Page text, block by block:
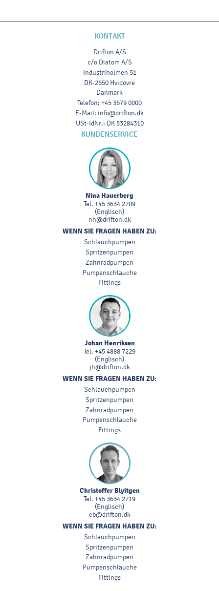
KONTAKT
Drifton A/S
c/o Diatom A/S
Industriholmen 51
DK-2650 Hvidovre
Danmark
Telefon: +45 3679 0000
E-Mail: info@drifton.dk
USt-IdNr.: DK 53284310
KUNDENSERVICE
Nina Hauerberg
Tel. +45 3634 2709
(Englisch)
nh@drifton.dk
WENN SIE FRAGEN HABEN ZU:
Schlauchpumpen
Spritzenpumpen
Zahnradpumpen
Pumpenschläuche
Fittings
Johan Henriksen
Tel. +45 4888 7229
(Englisch)
jh@drifton.dk
WENN SIE FRAGEN HABEN ZU:
Schlauchpumpen
Spritzenpumpen
Zahnradpumpen
Pumpenschläuche
Fittings
Christoffer Blyitgen
Tel. +45 3634 2719
(Englisch)
cb@drifton.dk
WENN SIE FRAGEN HABEN ZU:
Schlauchpumpen
Spritzenpumpen
Zahnradpumpen
Pumpenschläuche
Fittings